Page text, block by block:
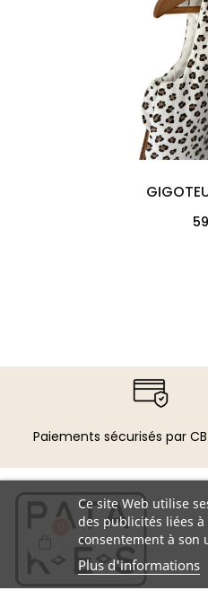
Paiements sécurisés par
Ce site Web utilise
des publicités liées
consentement à son
Plus d'informations